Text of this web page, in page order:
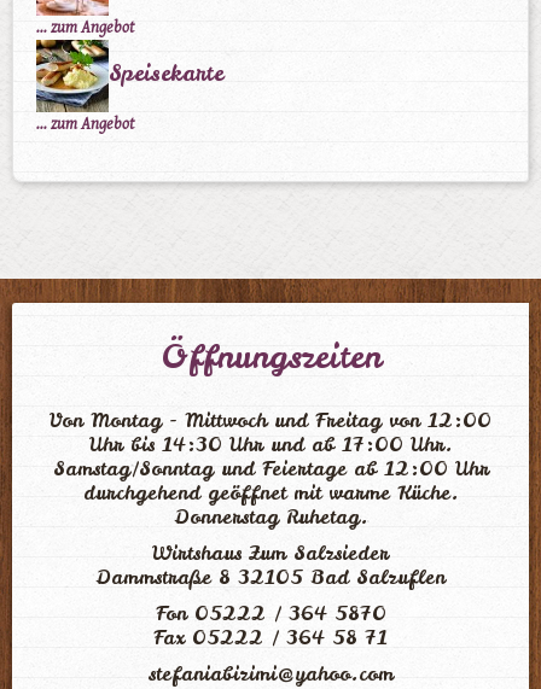
... zum Angebot
Speisekarte
... zum Angebot
Öffnungszeiten
Von Montag - Mittwoch und Freitag von 12:00
Uhr bis 14:30 Uhr und ab 17:00 Uhr.
Samstag/Sonntag und Feiertage ab 12:00 Uhr
durchgehend geöffnet mit warme Küche.
Donnerstag Ruhetag.
Wirtshaus Zum Salzsieder
Dammstraße 8 32105 Bad Salzuflen
Fon 05222 / 364 5870
Fax 05222 / 364 58 71
stefaniabizimi@yahoo.com